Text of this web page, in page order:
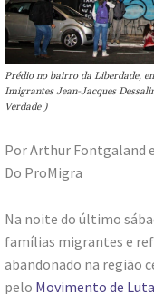
Prédio no bairro da Liberdade,
Imigrantes Jean-Jacques
Verdade )
Por Arthur Fontgaland
Do ProMigra
Na noite do último
famílias migrantes e
abandonado na região
pelo Movimento de